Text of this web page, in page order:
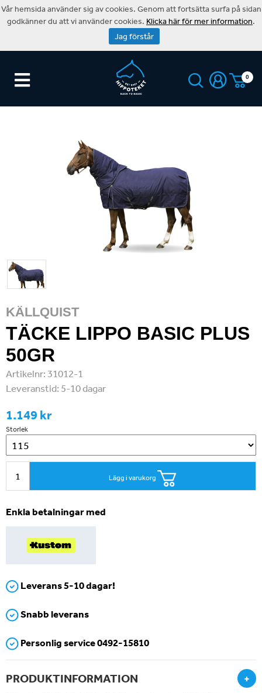
0
KÄLLQUIST
TÄCKE LIPPO BASIC PLUS
50GR
Artikelnr: 31012-1
Leveranstid: 5-10 dagar
1.149 kr
Storlek
Lägg i varukorg
Enkla betalningar med
Leverans 5-10 dagar!
Snabb leverans
Personlig service 0492-15810
PRODUKTINFORMATION +
Vår hemsida använder sig av cookies. Genom att fortsätta surfa på sidan
godkänner du att vi använder cookies. Klicka här för mer information.
Jag förstår